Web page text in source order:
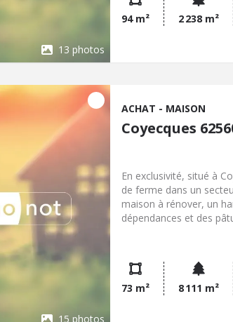
13 photos
NC.
94 m²
2 238 m²
15 photos
ACHAT - MAISON
Coyecques
En exclusivité, situé à
de ferme dans un
maison à rénover, un
dépendances et des
dispose également
d'accueillir plusieurs
des chevaux par
73 m² 8 111 m²